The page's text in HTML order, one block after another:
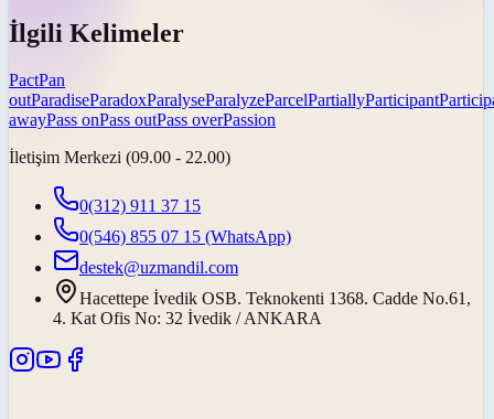
İlgili Kelimeler
PactPan
outParadiseParadoxParalyseParalyzeParcelPartiallyParticipant
awayPass onPass outPass overPassion
İletişim Merkezi (09.00 - 22.00)
0(312) 911 37 15
0(546) 855 07 15 (WhatsApp)
destek@uzmandil.com
Hacettepe İvedik OSB. Teknokenti 1368. Cadde No.61,
4. Kat Ofis No: 32 İvedik / ANKARA